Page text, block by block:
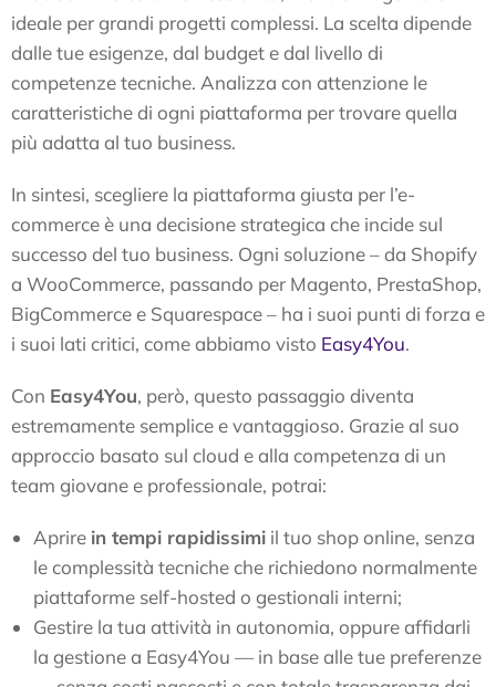
ideale per grandi progetti complessi. La scelta dipende
dalle tue esigenze, dal budget e dal livello di
competenze tecniche. Analizza con attenzione le
caratteristiche di ogni piattaforma per trovare quella
più adatta al tuo business.
In sintesi, scegliere la piattaforma giusta per l’e-
commerce è una decisione strategica che incide sul
successo del tuo business. Ogni soluzione – da Shopify
a WooCommerce, passando per Magento, PrestaShop,
BigCommerce e Squarespace – ha i suoi punti di forza e
i suoi lati critici, come abbiamo visto Easy4You.
Con Easy4You, però, questo passaggio diventa
estremamente semplice e vantaggioso. Grazie al suo
approccio basato sul cloud e alla competenza di un
team giovane e professionale, potrai:
Aprire in tempi rapidissimi il tuo shop online, senza
le complessità tecniche che richiedono normalmente
piattaforme self-hosted o gestionali interni;
Gestire la tua attività in autonomia, oppure affidarli
la gestione a Easy4You — in base alle tue preferenze